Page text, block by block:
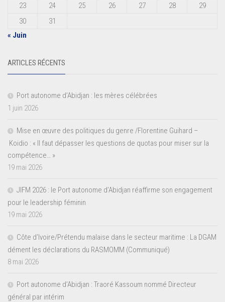
23
24 25 26 27 28
29
30
31
« Juin
ARTICLES RÉCENTS
Port autonome d’Abidjan : les mères célébrées
1 juin 2026
Mise en œuvre des politiques du genre /Florentine Guihard –
Koidio : « Il faut dépasser les questions de quotas pour miser sur la
compétence… »
19 mai 2026
JIFM 2026 : le Port autonome d’Abidjan réaffirme son engagement
pour le leadership féminin
19 mai 2026
Côte d’Ivoire/Prétendu malaise dans le secteur maritime : La DGAM
dément les déclarations du RASMOMM (Communiqué)
8 mai 2026
Port autonome d’Abidjan : Traoré Kassoum nommé Directeur
général par intérim